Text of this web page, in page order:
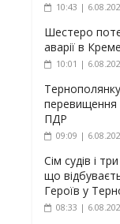
10:43 |
Шестеро
аварії в
10:01 |
перевищення
ПДР
09:09 |
Сім судів і
що
Героїв у
08:33 |